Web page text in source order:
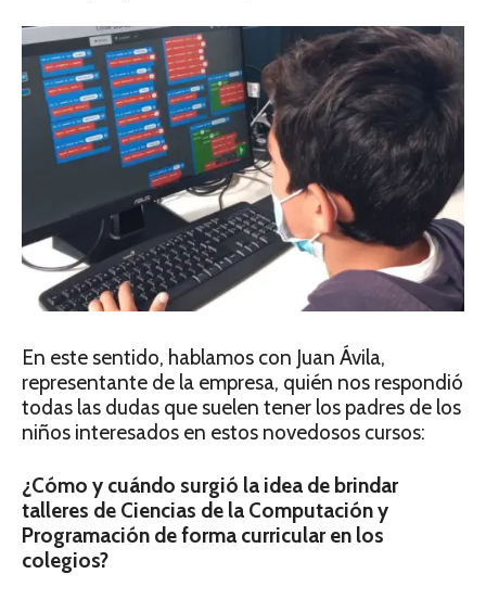
En este sentido, hablamos con Juan Ávila,
representante de la empresa, quién nos respondió
todas las dudas que suelen tener los padres de los
niños interesados en estos novedosos cursos:
¿Cómo y cuándo surgió la idea de brindar
talleres de Ciencias de la Computación y
Programación de forma curricular en los
colegios?